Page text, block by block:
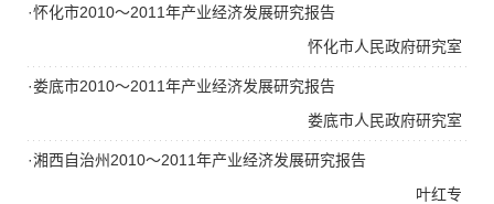
怀化市人民政府研究室
·怀化市2010～2011年产业经济发展研究报告
娄底市人民政府研究室
·娄底市2010～2011年产业经济发展研究报告
叶红专
·湘西自治州2010～2011年产业经济发展研究报告